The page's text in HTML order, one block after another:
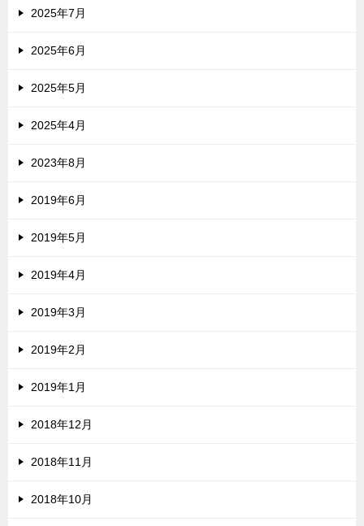
2025年7月
2025年6月
2025年5月
2025年4月
2023年8月
2019年6月
2019年5月
2019年4月
2019年3月
2019年2月
2019年1月
2018年12月
2018年11月
2018年10月